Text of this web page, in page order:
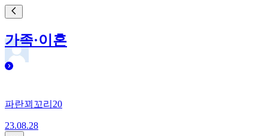
가족·이혼
파란꾀꼬리20
23.08.28